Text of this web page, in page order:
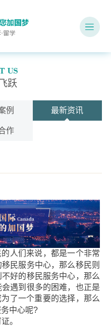
跃
例 最新资讯
作
人们来说，都是一个非常
民服务中心，那么移民则
好的移民服务中心，那么
遇到很多的困难，也正是
了一个重要的选择，那么
中心呢?
。